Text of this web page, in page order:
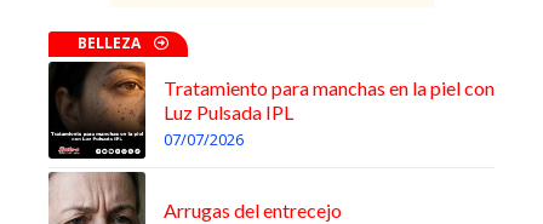
BELLEZA
Tratamiento para manchas en la piel con
Luz Pulsada IPL
07/07/2026
Arrugas del entrecejo